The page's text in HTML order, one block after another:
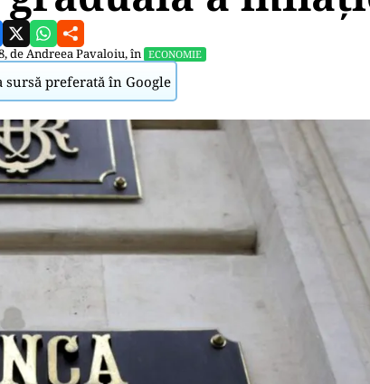
deAndreea Pavaloiu, în ECONOMIE
sursă preferată în Google